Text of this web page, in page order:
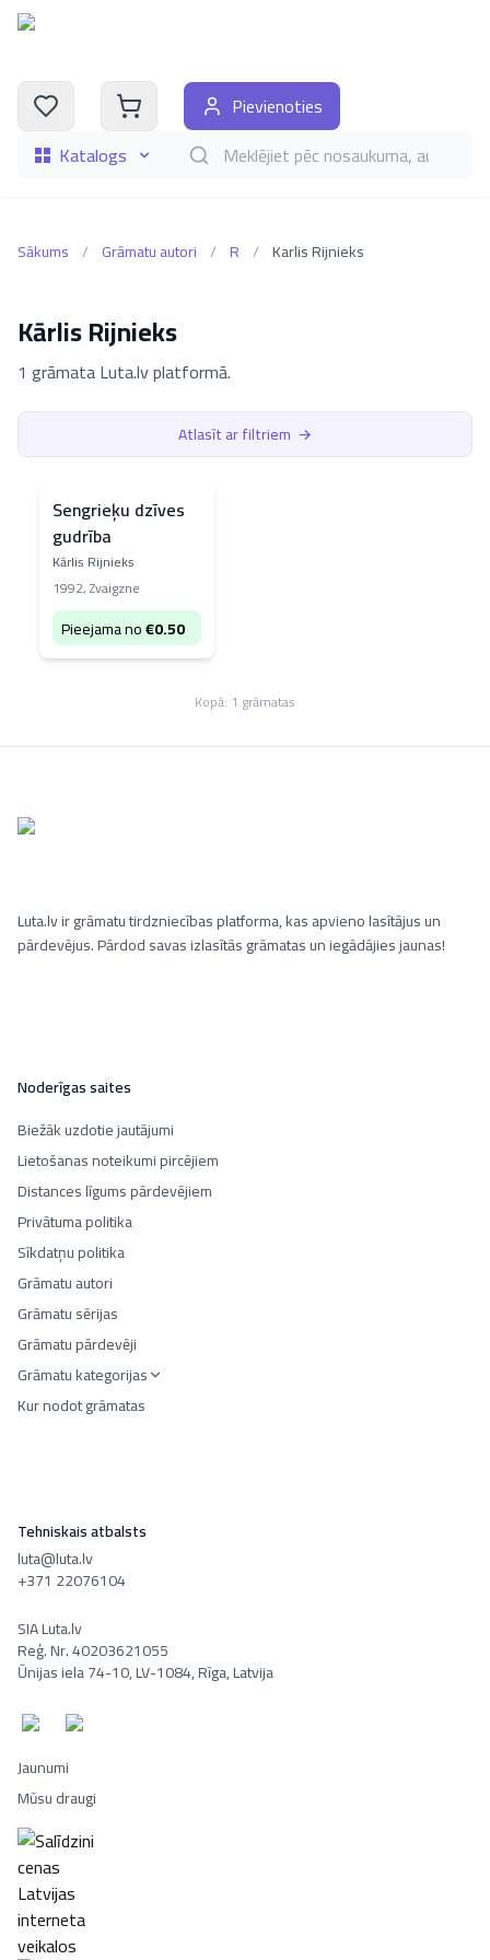
Katalogs Meklēt grāmatas pēc nosaukuma, autora,
Pievienoties
Sākums / Grāmatu autori / R / Karlis Rijnieks
Kārlis Rijnieks
1 grāmata Luta.lv platformā.
Atlasīt ar filtriem →
Sengrieķu dzīves
gudrība
Kārlis Rijnieks
1992,Zvaigzne
Pieejama no€0.50
Kopā: 1 grāmatas
Luta.lv ir grāmatu tirdzniecības platforma, kas apvieno lasītājus un
pārdevējus. Pārdod savas izlasītās grāmatas un iegādājies jaunas!
Noderīgas saites
Biežāk uzdotie jautājumi
Lietošanas noteikumi pircējiem
Distances līgums pārdevējiem
Privātuma politika
Sīkdatņu politika
Grāmatu autori
Grāmatu sērijas
Grāmatu pārdevēji
Grāmatu kategorijas
Kur nodot grāmatas
Tehniskais atbalsts
luta@luta.lv
+371 22076104
SIA Luta.lv
Reģ. Nr. 40203621055
Ūnijas iela 74-10, LV-1084, Rīga, Latvija
Jaunumi
Mūsu draugi